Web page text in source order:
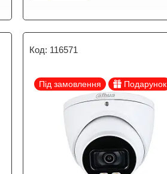
116571
Під замовлення Подарунок